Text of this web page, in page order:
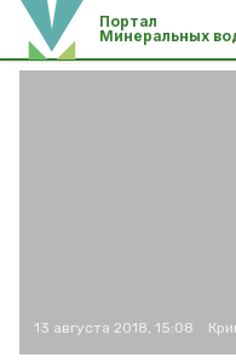
Портал
Минеральных
13 августа 2018, 15:08